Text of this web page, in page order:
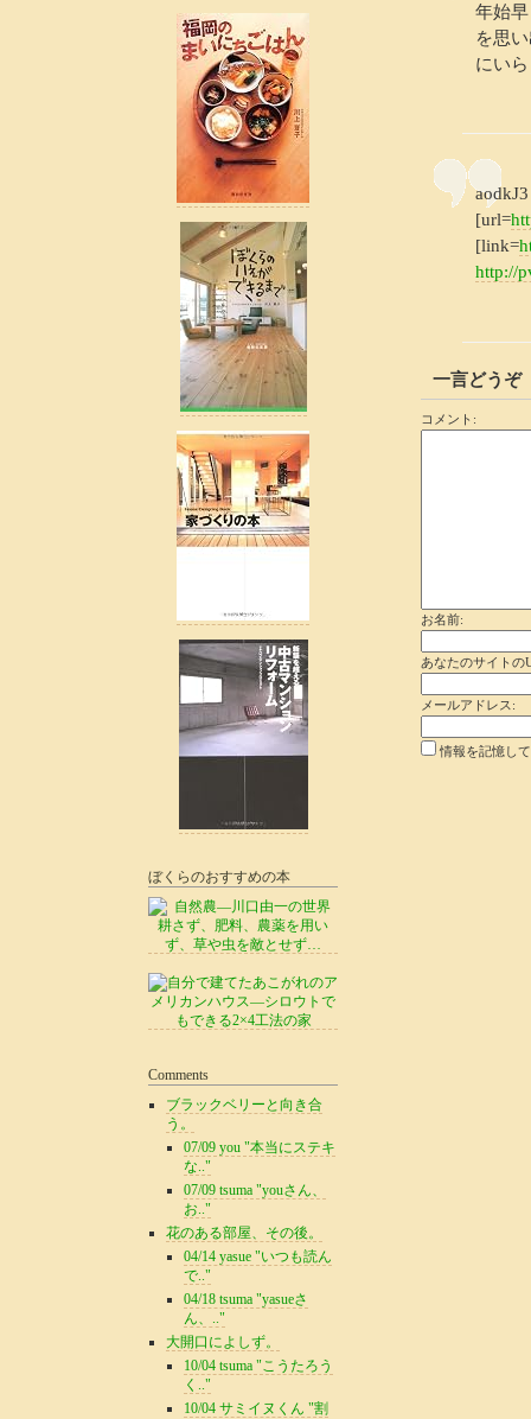
年始
を思
にい
[url=
[link=
http://
一言どうぞ
コメント:
お名前:
あなたのサイトの
メールアドレス:
情報を記憶し
ぼくらのおすすめの本
Comments
ブラックベリーと向き合
う。
07/09 you "本当にステキ
な.."
07/09 tsuma "youさん、
お.."
花のある部屋、その後。
04/14 yasue "いつも読ん
で.."
04/18 tsuma "yasueさ
ん、.."
大開口によしず。
10/04 tsuma "こうたろう
く.."
10/04 サミイヌくん "割